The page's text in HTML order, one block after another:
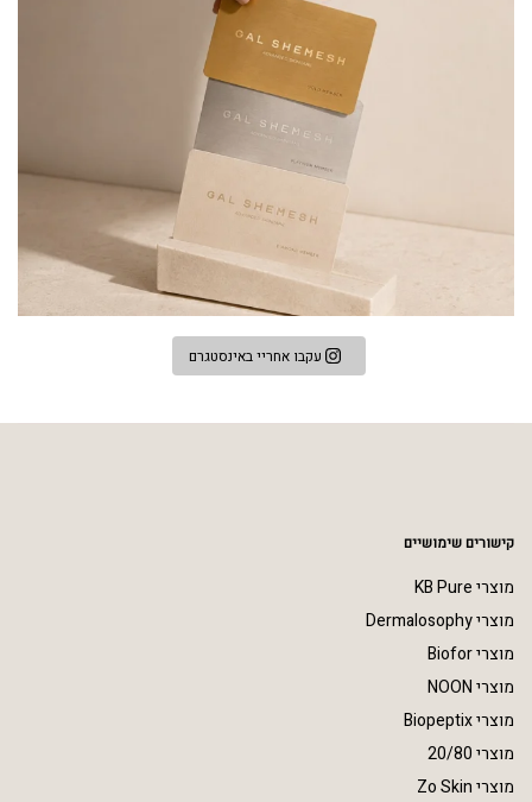
עקבו אחריי באינסטגרם
קישורים שימושיים
מוצרי KB Pure
מוצרי Dermalosophy
מוצרי Biofor
מוצרי NOON
מוצרי Biopeptix
מוצרי 20/80
מוצרי Zo Skin